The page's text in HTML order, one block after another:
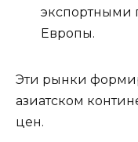
экспортными
Европы.
Эти рынки
азиатском
цен.